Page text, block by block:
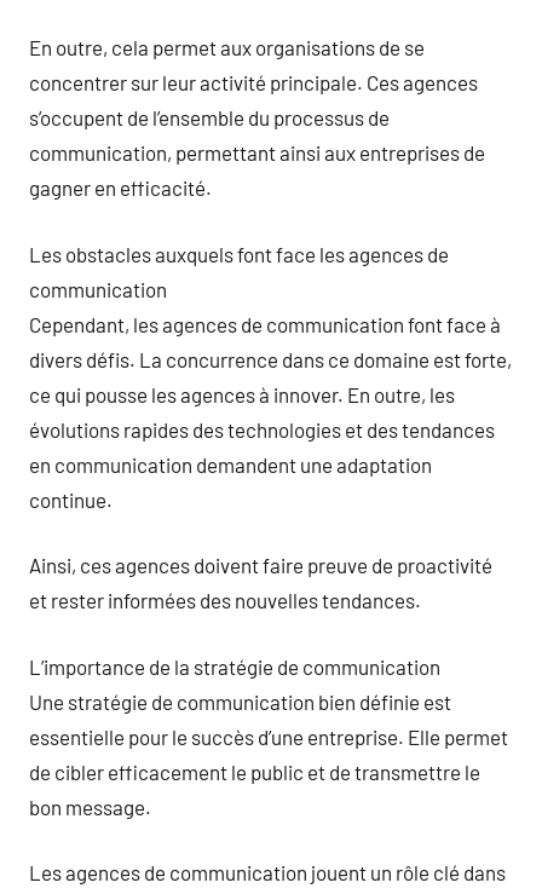
En outre, cela permet aux organisations de se
concentrer sur leur activité principale. Ces agences
s’occupent de l’ensemble du processus de
communication, permettant ainsi aux entreprises de
gagner en efficacité.
Les obstacles auxquels font face les agences de
communication
Cependant, les agences de communication font face à
divers défis. La concurrence dans ce domaine est forte,
ce qui pousse les agences à innover. En outre, les
évolutions rapides des technologies et des tendances
en communication demandent une adaptation
continue.
Ainsi, ces agences doivent faire preuve de proactivité
et rester informées des nouvelles tendances.
L’importance de la stratégie de communication
Une stratégie de communication bien définie est
essentielle pour le succès d’une entreprise. Elle permet
de cibler efficacement le public et de transmettre le
bon message.
Les agences de communication jouent un rôle clé dans